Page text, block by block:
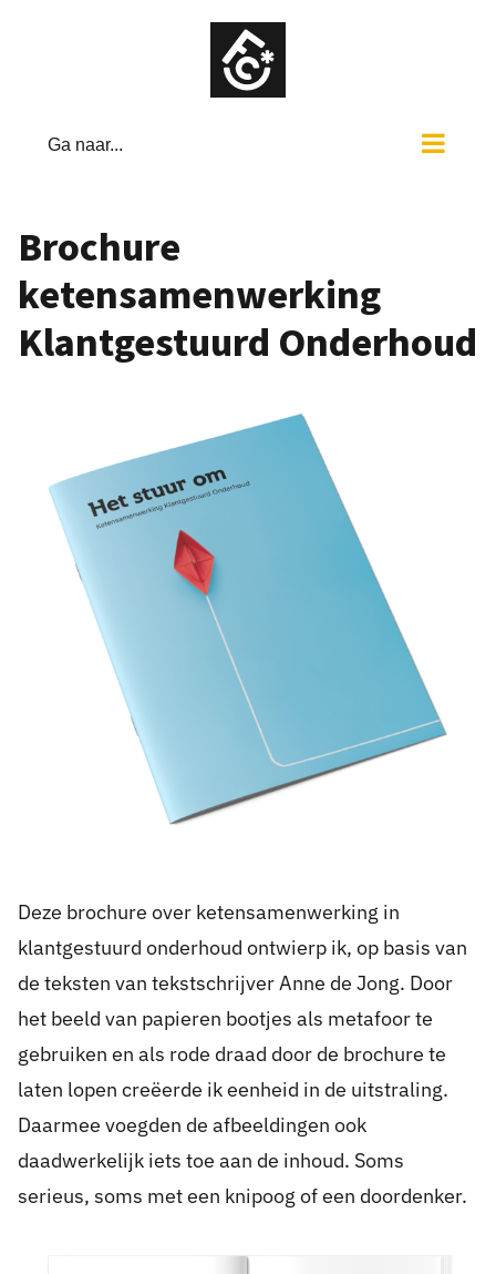
Ga naar...
Brochure
ketensamenwerking
Klantgestuurd Onderhoud
Deze brochure over ketensamenwerking in
klantgestuurd onderhoud ontwierp ik, op basis van
de teksten van tekstschrijver Anne de Jong. Door
het beeld van papieren bootjes als metafoor te
gebruiken en als rode draad door de brochure te
laten lopen creëerde ik eenheid in de uitstraling.
Daarmee voegden de afbeeldingen ook
daadwerkelijk iets toe aan de inhoud. Soms
serieus, soms met een knipoog of een doordenker.